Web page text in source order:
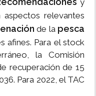
y
aspectos relevantes
de la pesca
afines. Para el stock
la Comisión
recuperación de 15
Para 2022, el TAC